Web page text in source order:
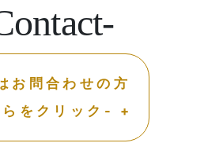
お問合わせの方
をクリック- +